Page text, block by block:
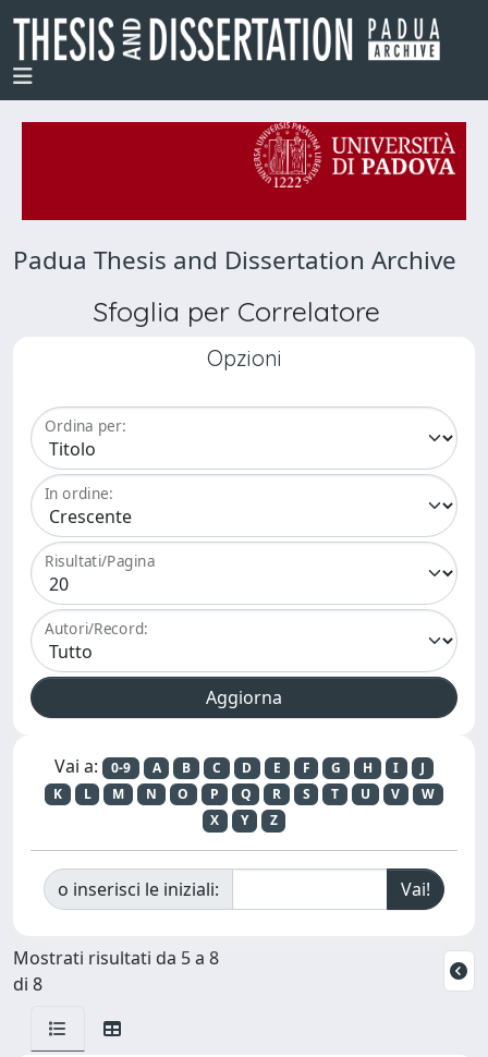
Padua Thesis and Dissertation Archive
Sfoglia per Correlatore
Opzioni
Ordina per:
In ordine:
Risultati/Pagina
Autori/Record:
Vai a: 0-9 A B C D E F G H I
J
K
L M N O P Q R S T U V
W
X
Y Z
o inserisci le iniziali:
Mostrati risultati da 5 a 8
di 8